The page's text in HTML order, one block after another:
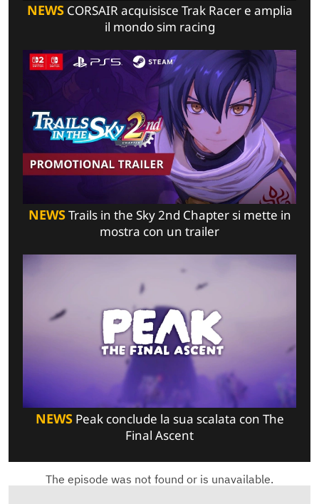
NEWSCORSAIR acquisisce Trak Racer e amplia
il mondo sim racing
NEWSTrails in the Sky 2nd Chapter si mette in
mostra con un trailer
NEWSPeak conclude la sua scalata con The
Final Ascent